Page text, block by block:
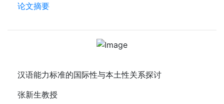
论文摘要
汉语能力标准的国际性与本土性关系探讨
张新生教授